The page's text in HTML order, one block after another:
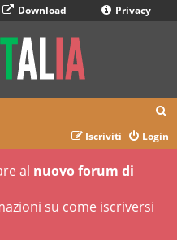
Download Privacy
r
Login
Iscriviti
al nuovo forum di
su come iscriversi